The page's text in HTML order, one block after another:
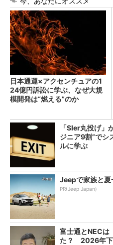
日本通運×アクセンチュアの1
24億円訴訟に学ぶ、なぜ大規
模開発は“燃える”のか
「SIer丸投げ
ジニア9割”でシ
ルに学ぶ
Jeepで家族と夏
PR(Jeep Japan)
富士通とNECは
た？ 2026年下